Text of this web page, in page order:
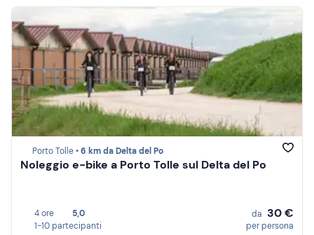
Porto Tolle •6 km da Delta del Po
Noleggio e-bike a Porto Tolle sul Delta del Po
4 ore
5,0
1-10 partecipanti
da 30 €
per persona